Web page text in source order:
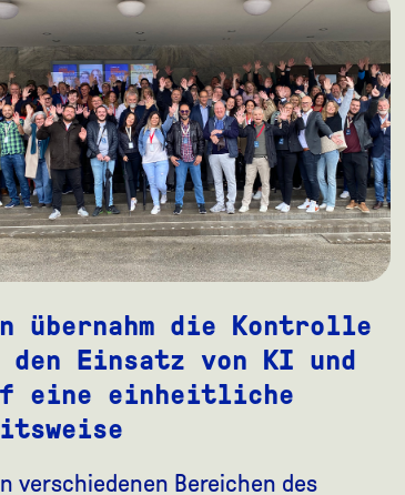
übernahm die Kontrolle
den Einsatz von KI und
eine einheitliche
verschiedenen Bereichen des